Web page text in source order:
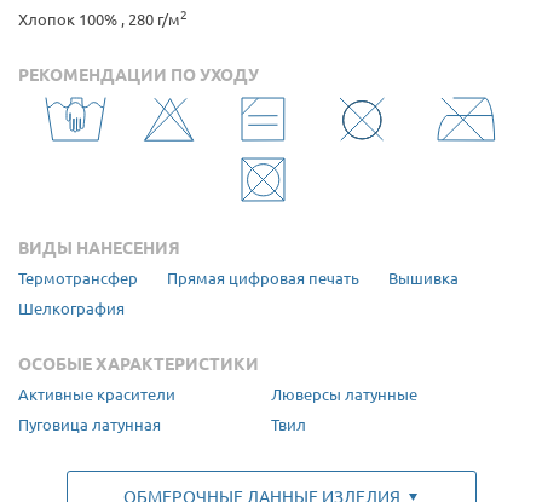
Хлопок 100% , 280 г/м2
РЕКОМЕНДАЦИИ ПО УХОДУ
ВИДЫ НАНЕСЕНИЯ
Термотрансфер Прямая цифровая печать
Вышивка
Шелкография
ОСОБЫЕ ХАРАКТЕРИСТИКИ
Активные красители
Люверсы латунные
Пуговица латунная
Твил
ОБМЕРОЧНЫЕ ДАННЫЕ ИЗДЕЛИЯ